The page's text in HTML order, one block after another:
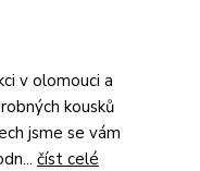
v olomouci a
kousků
jsme se vám
číst celé